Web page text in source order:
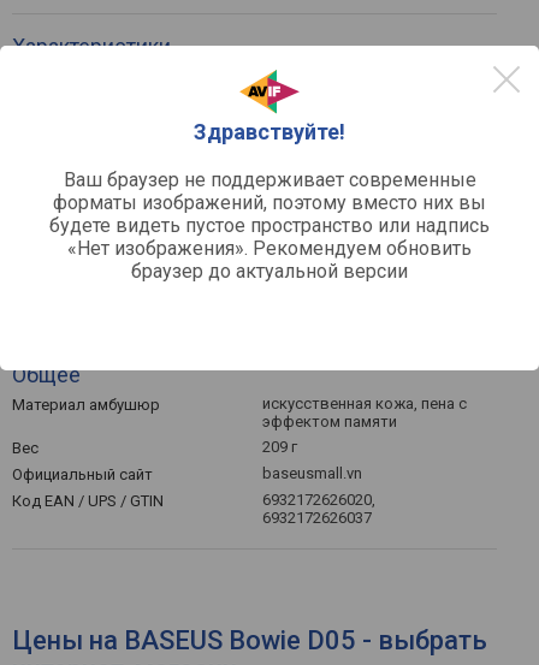
Здравствуйте!
Ваш браузер не поддерживает современные
форматы изображений, поэтому вместо них вы
будете видеть пустое пространство или надпись
«Нет изображения». Рекомендуем обновить
браузер до актуальной версии
Характеристики
стерео
60 мс
Частотный диапазон
20 – 20000 Гц
Диаметр динамика
40 мм
Тип излучателей
динамические
Функции и возможности
Общее
Материал амбушюр
искусственная кожа, пена с
эффектом памяти
Вес
209 г
Официальный сайт
baseusmall.vn
Код EAN / UPS / GTIN
6932172626020,
6932172626037
Цены на BASEUS Bowie D05 - выбрать